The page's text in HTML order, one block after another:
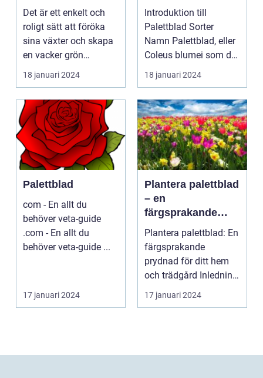
hobbyprojekt för
många
trädgårdsentusiast
Det är ett enkelt och
roligt sätt att föröka
sina växter och skapa
en vacker grön
omgivning. I denna...
18 januari 2024
Variationer och
Egenskaper
Introduktion till
Palettblad Sorter
Namn Palettblad, eller
Coleus blumei som det
vetenskapligt kall...
18 januari 2024
Palettblad
com - En allt du
behöver veta-guide
.com - En allt du
behöver veta-guide ...
17 januari 2024
Plantera palettblad
– en
färgsprakande
prydnad för ditt
hem och trädgård
Plantera palettblad: En
färgsprakande
prydnad för ditt hem
och trädgård Inledning
Palettblad är en ...
17 januari 2024